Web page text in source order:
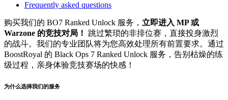
Frequently asked questions
购买我们的 BO7 Ranked Unlock 服务， 立即进入 MP 或
Warzone 的竞技对局！
跳过繁琐的非排位赛，直接投身激烈
的战斗。我们的专业团队将为您高效处理所有前置要求。通过
BoostRoyal 的 Black Ops 7 Ranked Unlock 服务，告别枯燥的练
级过程，亲身体验竞技赛场的快感！
为什么选择我们的服务